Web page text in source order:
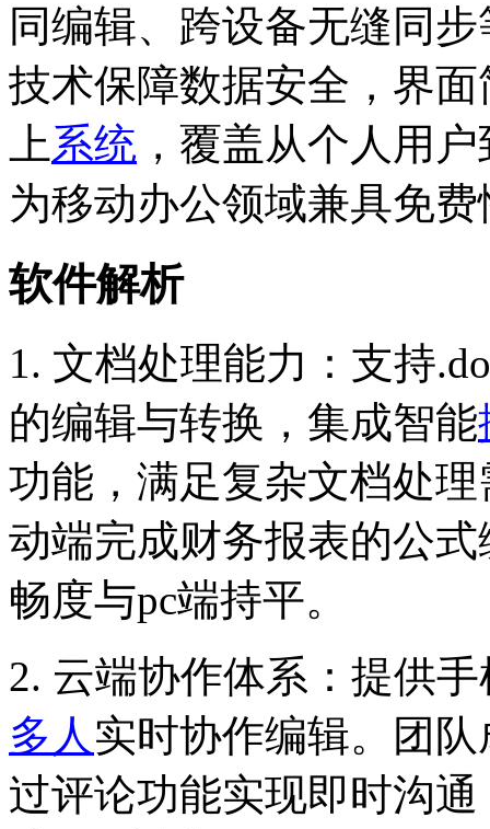
同编辑、跨设备无缝同
技术保障数据安全，界
上 系统 ，覆盖从个人用
为移动办公领域兼具免
软件解析
1. 文档处理能力：支持
的编辑与转换，集成智能
功能，满足复杂文档处
动端完成财务报表的公
畅度与pc端持平。
2. 云端协作体系：提供
多人 实时协作编辑。团
过评论功能实现即时沟